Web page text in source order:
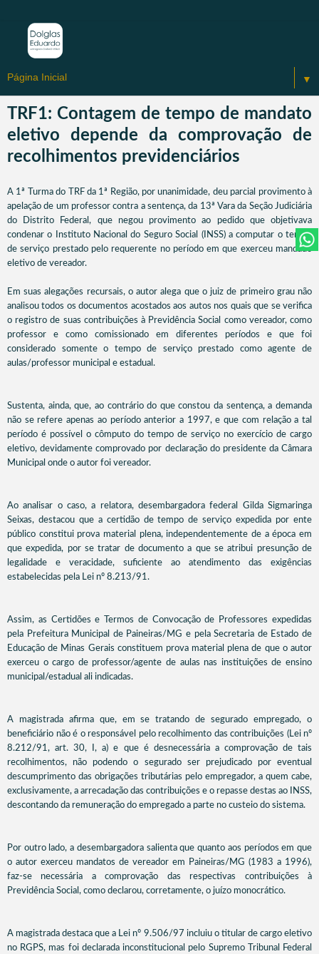
▼
TRF1: Contagem de tempo de mandato
eletivo depende da comprovação de
recolhimentos previdenciários
A 1ª Turma do TRF da 1ª Região, por unanimidade, deu parcial provimento à
apelação de um professor contra a sentença, da 13ª Vara da Seção Judiciária
do Distrito Federal, que negou provimento ao pedido que objetivava
condenar o Instituto Nacional do Seguro Social (INSS) a computar o tempo
de serviço prestado pelo requerente no período em que exerceu mandado
eletivo de vereador.
Em suas alegações recursais, o autor alega que o juiz de primeiro grau não
analisou todos os documentos acostados aos autos nos quais que se verifica
o registro de suas contribuições à Previdência Social como vereador, como
professor e como comissionado em diferentes períodos e que foi
considerado somente o tempo de serviço prestado como agente de
aulas/professor municipal e estadual.
Sustenta, ainda, que, ao contrário do que constou da sentença, a demanda
não se refere apenas ao período anterior a 1997, e que com relação a tal
período é possível o cômputo do tempo de serviço no exercício de cargo
eletivo, devidamente comprovado por declaração do presidente da Câmara
Municipal onde o autor foi vereador.
Ao analisar o caso, a relatora, desembargadora federal Gilda Sigmaringa
Seixas, destacou que a certidão de tempo de serviço expedida por ente
público constitui prova material plena, independentemente de a época em
que expedida, por se tratar de documento a que se atribui presunção de
legalidade e veracidade, suficiente ao atendimento das exigências
estabelecidas pela Lei nº 8.213/91.
Assim, as Certidões e Termos de Convocação de Professores expedidas
pela Prefeitura Municipal de Paineiras/MG e pela Secretaria de Estado de
Educação de Minas Gerais constituem prova material plena de que o autor
exerceu o cargo de professor/agente de aulas nas instituições de ensino
municipal/estadual ali indicadas.
A magistrada afirma que, em se tratando de segurado empregado, o
beneficiário não é o responsável pelo recolhimento das contribuições (Lei nº
8.212/91, art. 30, I, a) e que é desnecessária a comprovação de tais
recolhimentos, não podendo o segurado ser prejudicado por eventual
descumprimento das obrigações tributárias pelo empregador, a quem cabe,
exclusivamente, a arrecadação das contribuições e o repasse destas ao INSS,
descontando da remuneração do empregado a parte no custeio do sistema.
Por outro lado, a desembargadora salienta que quanto aos períodos em que
o autor exerceu mandatos de vereador em Paineiras/MG (1983 a 1996),
faz-se necessária a comprovação das respectivas contribuições à
Previdência Social, como declarou, corretamente, o juízo monocrático.
A magistrada destaca que a Lei nº 9.506/97 incluiu o titular de cargo eletivo
no RGPS, mas foi declarada inconstitucional pelo Supremo Tribunal Federal